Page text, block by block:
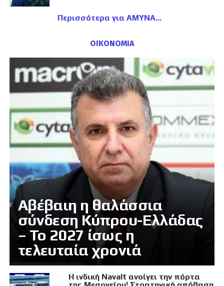
Περισσότερα για ΑΜΥΝΑ
ΟΙΚΟΝΟΜΙΑ
Αβέβαιη η θαλάσσια
σύνδεση Κύπρου-Ελλάδας
– Το 2027 ίσως η
τελευταία χρονιά
Η ινδική Navalt ανοίγει την πόρτα